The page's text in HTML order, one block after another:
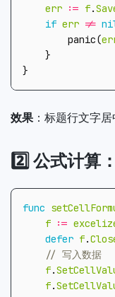
err := f.
if err !=
panic(
}
}
效果 ：标题行文字
2️⃣ 公式计算
func
f :=
defer f.
f.
f.